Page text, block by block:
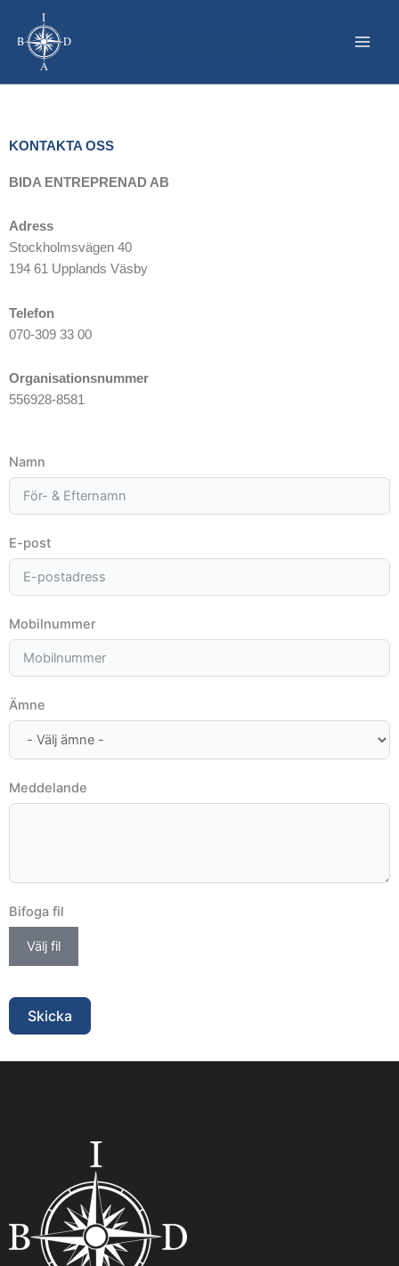
innehåll
KONTAKTA OSS
BIDA ENTREPRENAD AB
Adress
Stockholmsvägen 40
194 61 Upplands Väsby
Telefon
070-309 33 00
Organisationsnummer
556928-8581
Namn
E-post
Mobilnummer
Ämne
Meddelande
Bifoga fil
Välj fil
Skicka